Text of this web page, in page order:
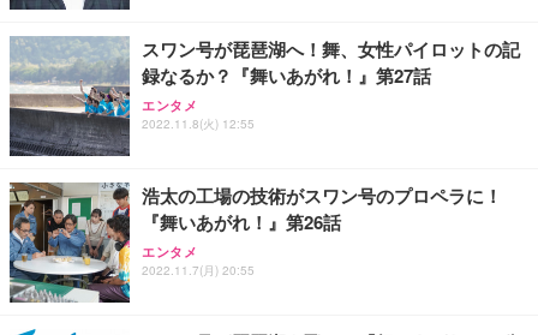
務用 おしゃれ パソコンチェア (ホワイト)
ANDWINT オフィスチェア デスクチェア 肘なし メ
ッシュ 通気性 ランバーサポート付き 腰サポート ガ
ス圧無段階昇降 360度回転 キャスター付き コンパク
【MiniLED/24.5inch/280Hz/FHD】GRAPHT THE S
HOOTER Gaming Monitor 24” Essential ゲーミン
グモニター QD 24.5インチ 1ms FHD 量子ドット 残
アイリスオーヤマ ペットシーツ 超厚型 お徳用 レギ
ュラー 200枚入【Amazon.co.jp限定】
スワン号が琵琶湖へ！舞、女性パイロットの記
録なるか？『舞いあがれ！』第27話
エンタメ
2022.11.8(火) 12:55
浩太の工場の技術がスワン号のプロペラに！
『舞いあがれ！』第26話
エンタメ
2022.11.7(月) 20:55